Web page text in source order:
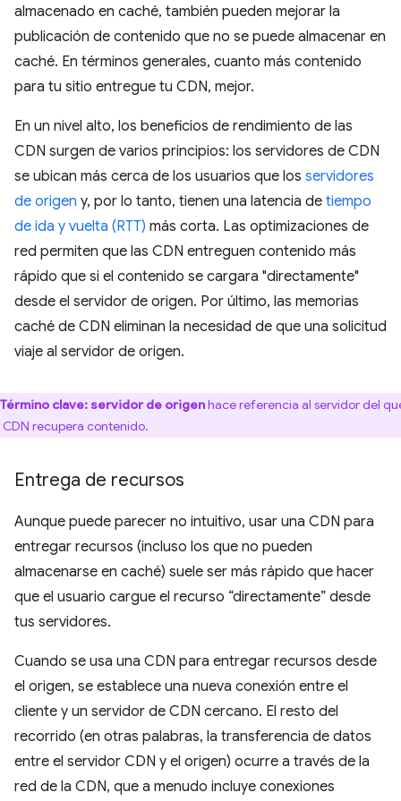
almacenado en caché, también pueden mejorar la
publicación de contenido que no se puede almacenar en
caché. En términos generales, cuanto más contenido
para tu sitio entregue tu CDN, mejor.
En un nivel alto, los beneficios de rendimiento de las
CDN surgen de varios principios: los servidores de CDN
se ubican más cerca de los usuarios que los servidores
de origen y, por lo tanto, tienen una latencia de tiempo
de ida y vuelta (RTT) más corta. Las optimizaciones de
red permiten que las CDN entreguen contenido más
rápido que si el contenido se cargara "directamente"
desde el servidor de origen. Por último, las memorias
caché de CDN eliminan la necesidad de que una solicitud
viaje al servidor de origen.
Término clave: servidor de origenhace referencia al servidor del
CDN recupera contenido.
Entrega de recursos
Aunque puede parecer no intuitivo, usar una CDN para
entregar recursos (incluso los que no pueden
almacenarse en caché) suele ser más rápido que hacer
que el usuario cargue el recurso “directamente” desde
tus servidores.
Cuando se usa una CDN para entregar recursos desde
el origen, se establece una nueva conexión entre el
cliente y un servidor de CDN cercano. El resto del
recorrido (en otras palabras, la transferencia de datos
entre el servidor CDN y el origen) ocurre a través de la
red de la CDN, que a menudo incluye conexiones